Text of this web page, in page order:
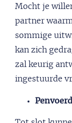
Mocht je
partner
sommige
kan zich
zal keurig
ingestuurde